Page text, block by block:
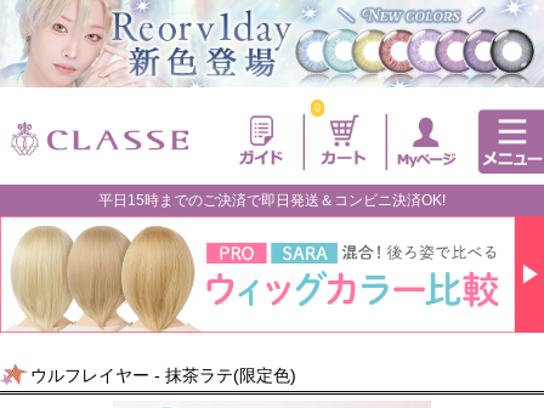
0
平日15時までのご決済で即日発送＆コンビニ決済OK!
ウルフレイヤー - 抹茶ラテ(限定色)